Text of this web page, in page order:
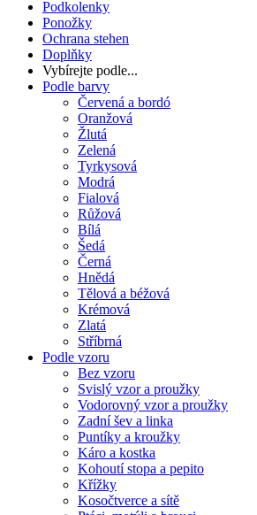
Podkolenky
Ponožky
Ochrana stehen
Doplňky
Vybírejte podle...
Podle barvy
Červená a bordó
Oranžová
Žlutá
Zelená
Tyrkysová
Modrá
Fialová
Růžová
Bílá
Šedá
Černá
Hnědá
Tělová a béžová
Krémová
Zlatá
Stříbrná
Podle vzoru
Bez vzoru
Svislý vzor a proužky
Vodorovný vzor a proužky
Zadní šev a linka
Puntíky a kroužky
Káro a kostka
Kohoutí stopa a pepito
Křížky
Kosočtverce a sítě